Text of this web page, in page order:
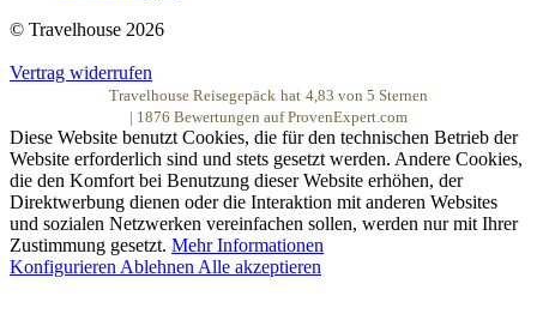
© Travelhouse 2026
Vertrag widerrufen
Travelhouse Reisegepäck hat 4,83 von 5 Sternen
1876 Bewertungen auf ProvenExpert.com
Diese Website benutzt Cookies, die für den technischen Betrieb der
Website erforderlich sind und stets gesetzt werden. Andere Cookies,
die den Komfort bei Benutzung dieser Website erhöhen, der
Direktwerbung dienen oder die Interaktion mit anderen Websites
und sozialen Netzwerken vereinfachen sollen, werden nur mit Ihrer
Zustimmung gesetzt. Mehr Informationen
Konfigurieren Ablehnen Alle akzeptieren